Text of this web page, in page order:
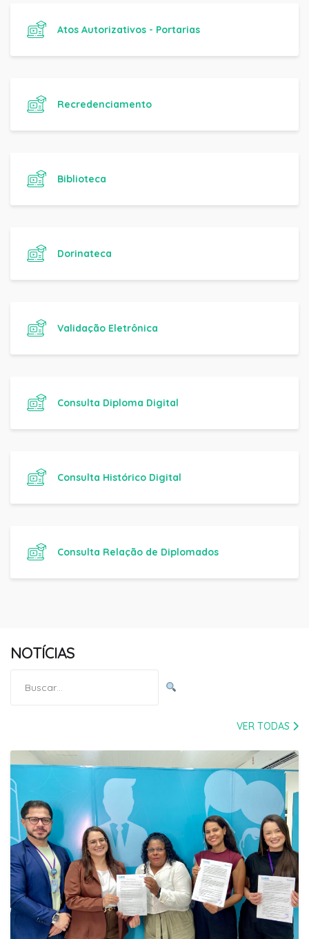
Atos Autorizativos - Portarias
Recredenciamento
Biblioteca
Dorinateca
Validação Eletrônica
Consulta Diploma Digital
Consulta Histórico Digital
Consulta Relação de Diplomados
NOTÍCIAS
por:
VER TODAS